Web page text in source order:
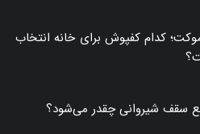
کدام کفپوش برای خانه انتخاب
سقف شیروانی چقدر می‌شود؟